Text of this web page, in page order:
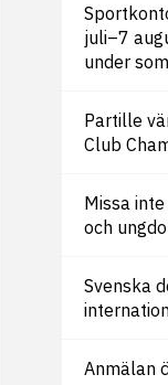
juli–7
under
Partille
Club
Missa
och
Svenska
Anmälan